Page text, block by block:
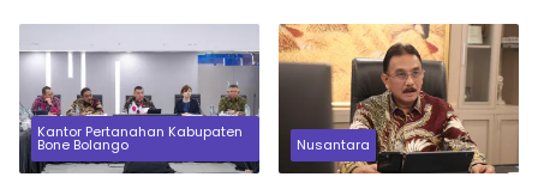
KUA
Pertanahan di Kawasan
Transmigrasi
Kantor Pertanahan Kabupaten
Bone Bolango Nusantara